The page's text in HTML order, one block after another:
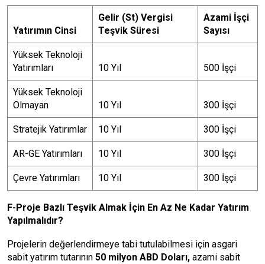
Yatırımın Cinsi
Gelir (St) Vergisi
Teşvik Süresi
Azami İşçi
Sayısı
Yüksek Teknoloji
Yatırımları
10 Yıl 500 İşçi
Yüksek Teknoloji
Olmayan
10 Yıl 300 İşçi
Stratejik Yatırımlar 10 Yıl 300 İşçi
AR-GE Yatırımları 10 Yıl 300 İşçi
Çevre Yatırımları 10 Yıl 300 İşçi
F-Proje Bazlı Teşvik Almak İçin En Az Ne Kadar Yatırım
Yapılmalıdır?
Projelerin değerlendirmeye tabi tutulabilmesi için asgari
sabit yatırım tutarının 50 milyon ABD Doları, azami sabit